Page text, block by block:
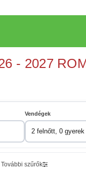
- 2027
Vendégek
2 felnőtt, 0 gyerek
További szűrők